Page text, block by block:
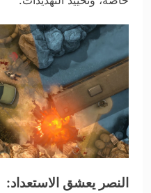
النصر يعشق الاستعداد: